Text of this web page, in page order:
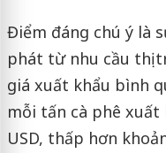
Điểm đáng chú ý là
phát từ nhu cầu thị
giá xuất khẩu bình
mỗi tấn cà phê xuất
USD, thấp hơn